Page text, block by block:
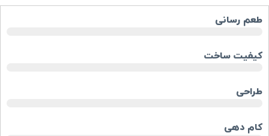
طعم رسانی
کیفیت ساخت
طراحی
کام دهی